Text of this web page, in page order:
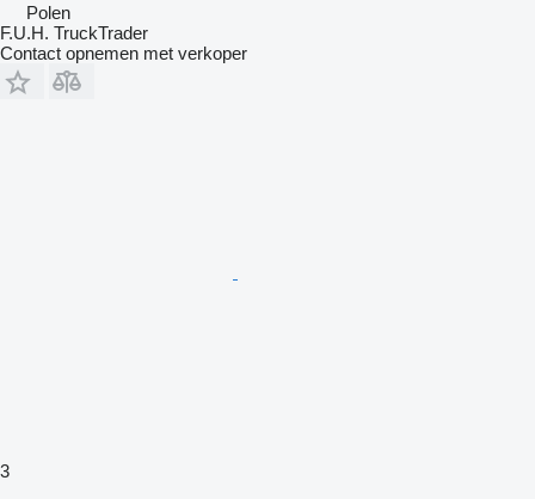
Polen
F.U.H. TruckTrader
Contact opnemen met verkoper
3